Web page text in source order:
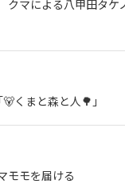
マによる八甲田タケ
くまと森と人🌳」
モモを届ける